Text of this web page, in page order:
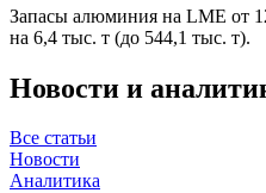
Запасы алюминия на LME от
на 6,4 тыс. т (до 544,1 тыс. т).
Новости и
Все статьи
Новости
Аналитика